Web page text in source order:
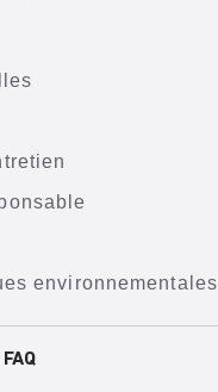
environnementales